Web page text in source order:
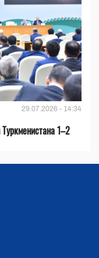
29.07.2026 - 14:34
1–2